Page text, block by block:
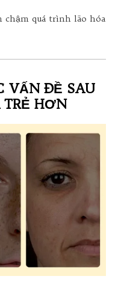
chậm quá trình lão hóa
VẤN ĐỀ SAU
HƠN